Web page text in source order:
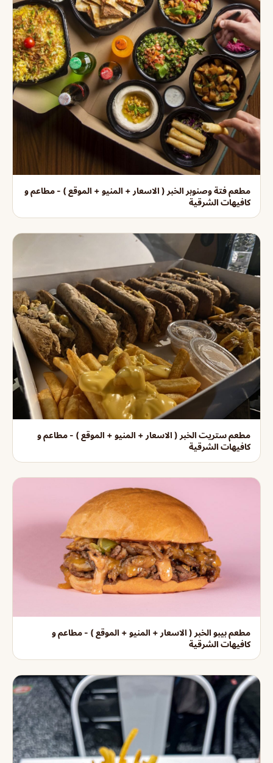
مطعم فتة وصنوبر الخبر ( الاسعار + المنيو + الموقع ) - مطاعم و
كافيهات الشرقية
مطعم ستريت الخبر ( الاسعار + المنيو + الموقع ) - مطاعم و
كافيهات الشرقية
مطعم بيبو الخبر ( الاسعار + المنيو + الموقع ) - مطاعم و
كافيهات الشرقية